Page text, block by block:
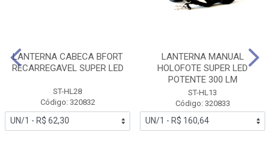
LANTERNA CABECA BFORT
RECARREGAVEL SUPER LED
ST-HL28
Código: 320832
LANTERNA MANUAL
HOLOFOTE SUPER LED
POTENTE 300 LM
ST-HL13
Código: 320833